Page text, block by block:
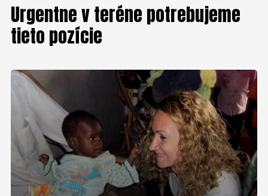
Urgentne v teréne potrebujeme
tieto pozície